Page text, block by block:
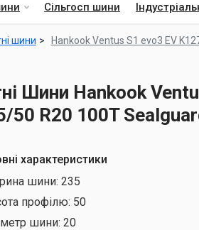
Сільгосп шини
шини Hankook Ventus S1 evo3 EV
Шини Hankook
50 R20 100T
характеристики
шини: 235
профілю: 50
шини: 20